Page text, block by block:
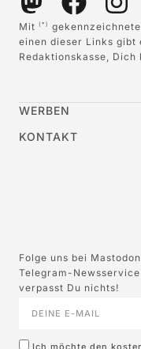
Mit (*)
einen dieser Links gibt
Redaktionskasse,
WERBEN
KONTAKT
Folge uns bei
Telegram-
verpasst Du nichts!
Ich möchte den